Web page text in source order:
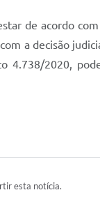
de acordo
a decisão
4.738/2020,
esta notícia.